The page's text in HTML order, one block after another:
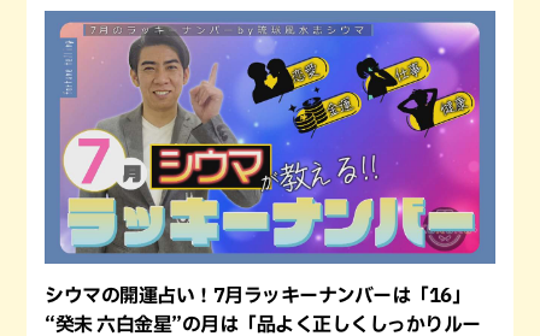
シウマの開運占い！7月ラッキーナンバーは「16」
“癸未 六白金星”の月は「品よく正しくしっかりルー